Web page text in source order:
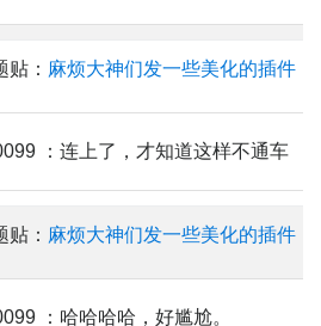
贴： 麻烦大神们发一些美化的插件
：连上了，才知道这样不通车
贴： 麻烦大神们发一些美化的插件
：哈哈哈哈，好尴尬。